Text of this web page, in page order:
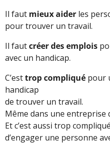
Il faut mieux aider les
pour trouver un travail.
Il fautcréer des emplois
avec un handicap.
C’esttrop compliqué pour
handicap
de trouver un travail.
Même dans une entreprise
Et c’est aussi trop
d’engager une personne